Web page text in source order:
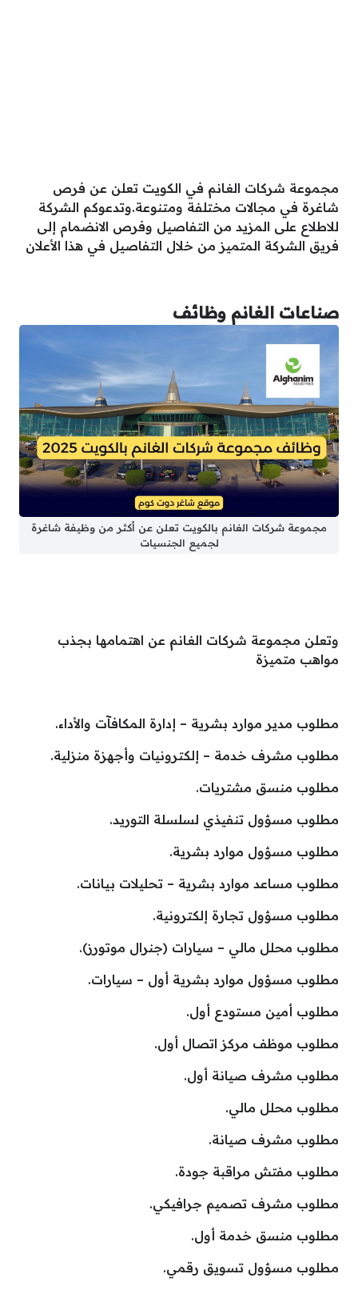
مجموعة شركات الغانم في الكويت تعلن عن فرص
شاغرة في مجالات مختلفة ومتنوعة.وتدعوكم الشركة
للاطلاع على المزيد من التفاصيل وفرص الانضمام إلى
فريق الشركة المتميز من خلال التفاصيل في هذا الأعلان
صناعات الغانم وظائف
مجموعة شركات الغانم بالكويت تعلن عن أكثر من وظيفة شاغرة
لجميع الجنسيات
وتعلن مجموعة شركات الغانم عن اهتمامها بجذب
مواهب متميزة
مطلوب مدير موارد بشرية – إدارة المكافآت والأداء.
مطلوب مشرف خدمة – إلكترونيات وأجهزة منزلية.
مطلوب منسق مشتريات.
مطلوب مسؤول تنفيذي لسلسلة التوريد.
مطلوب مسؤول موارد بشرية.
مطلوب مساعد موارد بشرية – تحليلات بيانات.
مطلوب مسؤول تجارة إلكترونية.
مطلوب محلل مالي – سيارات (جنرال موتورز).
مطلوب مسؤول موارد بشرية أول – سيارات.
مطلوب أمين مستودع أول.
مطلوب موظف مركز اتصال أول.
مطلوب مشرف صيانة أول.
مطلوب محلل مالي.
مطلوب مشرف صيانة.
مطلوب مفتش مراقبة جودة.
مطلوب مشرف تصميم جرافيكي.
مطلوب منسق خدمة أول.
مطلوب مسؤول تسويق رقمي.